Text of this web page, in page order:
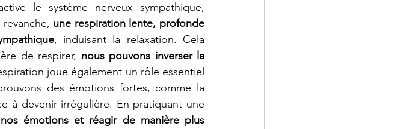
le système nerveux sympathique,
une respiration lente, profonde
, induisant la relaxation. Cela
de respirer, nous pouvons inverser la
joue également un rôle essentiel
des émotions fortes, comme la
à devenir irrégulière. En pratiquant une
émotions et réagir de manière plus